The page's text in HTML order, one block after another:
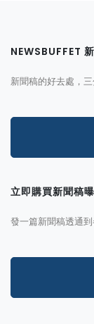
NEWSBUFFET
新聞稿的好去處，
立即購買新聞稿
發一篇新聞稿透通